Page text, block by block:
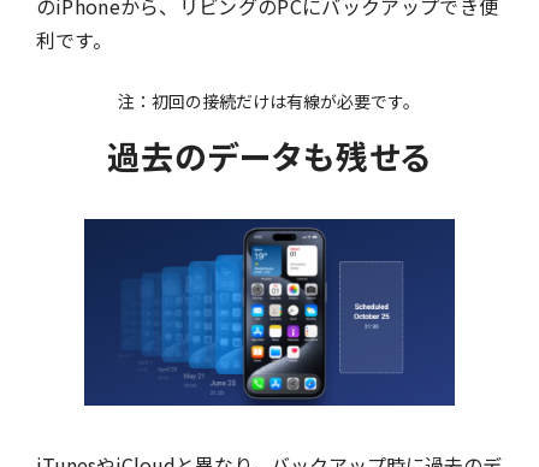
のiPhoneから、リビングのPCにバックアップでき便
利です。
注：初回の接続だけは有線が必要です。
過去のデータも残せる